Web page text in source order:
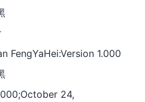
FengYaHei:Version 1.000
24,